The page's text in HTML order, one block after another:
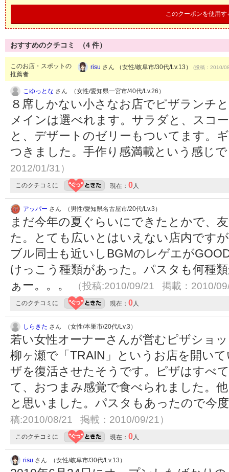
このクーポンを使用す
おすすめのクチコミ （4 件）
このお店・スポットの
推薦者
risu さん （女性/岐阜市/30代/Lv.13） (投稿：2010/
こゆっとな さん （女性/愛知県一宮市/40代/Lv.26）
８席しかない小さなお店でピザランチ
メインは選べれます。サラダと、スコ
と、デザートのゼリーもついてます。
つきました。手作り感満載という感じ
2012/01/31）
このクチコミに 現在： 0人
アッパー さん （男性/愛知県名古屋市/20代/Lv.3）
まだ今年の夏ぐらいにできたとかで、
た。とても広いとはいえない店内です
ブル同士も近いしBGMのレゲエが
けっこう種類があった。パスタも何種
ぁー。。。
（投稿:2010/09/21 掲載：2010/
このクチコミに 現在： 0人
しらきた さん （女性/本巣市/20代/Lv.3）
若い女性オーナーさんが営むピザショ
柳ヶ瀬で「TRAIN」というお店を開い
ザを復活させたそうです。ピザはすべ
て、おつまみ感覚で食べられました。
と思いました。パスタもあったので今
稿:2010/08/21 掲載：2010/09/21）
このクチコミに 現在： 0人
risu さん （女性/岐阜市/30代/Lv.13）